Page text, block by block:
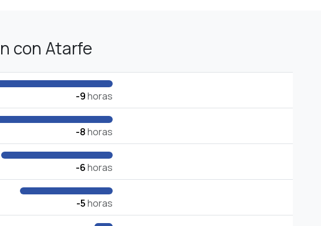
con Atarfe
-9horas
-8horas
-6horas
-5horas